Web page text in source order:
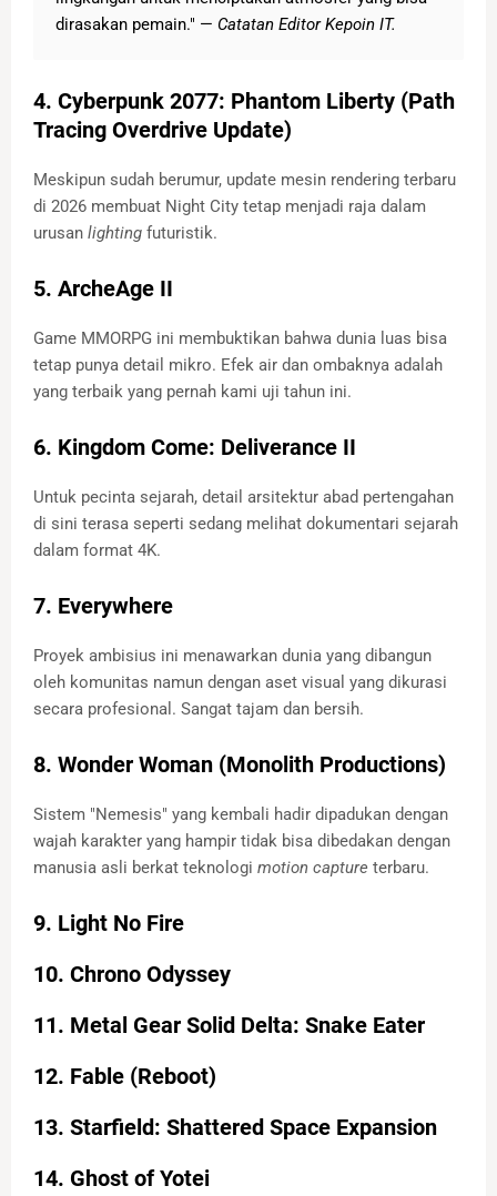
dirasakan pemain." — Catatan Editor Kepoin IT.
4. Cyberpunk 2077: Phantom Liberty (Path
Tracing Overdrive Update)
Meskipun sudah berumur, update mesin rendering terbaru
di 2026 membuat Night City tetap menjadi raja dalam
urusan lighting futuristik.
5. ArcheAge II
Game MMORPG ini membuktikan bahwa dunia luas bisa
tetap punya detail mikro. Efek air dan ombaknya adalah
yang terbaik yang pernah kami uji tahun ini.
6. Kingdom Come: Deliverance II
Untuk pecinta sejarah, detail arsitektur abad pertengahan
di sini terasa seperti sedang melihat dokumentari sejarah
dalam format 4K.
7. Everywhere
Proyek ambisius ini menawarkan dunia yang dibangun
oleh komunitas namun dengan aset visual yang dikurasi
secara profesional. Sangat tajam dan bersih.
8. Wonder Woman (Monolith Productions)
Sistem "Nemesis" yang kembali hadir dipadukan dengan
wajah karakter yang hampir tidak bisa dibedakan dengan
manusia asli berkat teknologi motion capture terbaru.
9. Light No Fire
10. Chrono Odyssey
11. Metal Gear Solid Delta: Snake Eater
12. Fable (Reboot)
13. Starfield: Shattered Space Expansion
14. Ghost of Yotei